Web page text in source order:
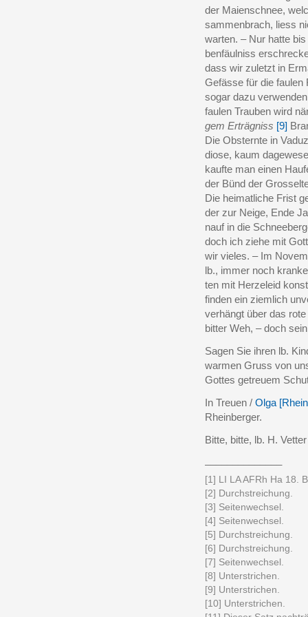
der Maienschnee,
sammenbrach, liess
warten. – Nur hatte
benfäulniss
dass wir zuletzt in
Gefässe für die faulen
sogar dazu
faulen Trauben wird
gem Erträgniss [9]
Die Obsternte in
diose, kaum
kaufte man einen
der Bünd der
Die heimatliche Frist
der zur Neige, Ende
nauf in die
doch ich ziehe mit
wir vieles. – Im
lb., immer noch
ten mit Herzeleid
finden ein ziemlich
verhängt über das
bitter Weh, – doch
Sagen Sie ihren lb.
warmen Gruss von
Gottes getreuem
In Treuen / Olga
Rheinberger.
Bitte, bitte, lb. H.
[1] LI LA AFRh Ha 18.
[2] Durchstreichung.
[3] Seitenwechsel.
[4] Seitenwechsel.
[5] Durchstreichung.
[6] Durchstreichung.
[7] Seitenwechsel.
[8] Unterstrichen.
[9] Unterstrichen.
[10] Unterstrichen.